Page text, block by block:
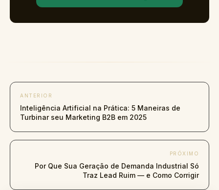
ANTERIOR
Inteligência Artificial na Prática: 5 Maneiras de
Turbinar seu Marketing B2B em 2025
PRÓXIMO
Por Que Sua Geração de Demanda Industrial Só
Traz Lead Ruim — e Como Corrigir